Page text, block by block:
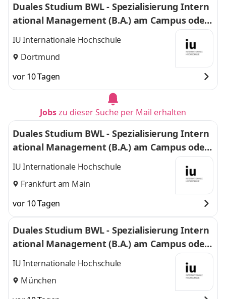
Duales Studium BWL - Spezialisierung Intern
ational Management (B.A.) am Campus oder
virtuell
IU Internationale Hochschule
Dortmund
vor 10 Tagen
Jobszu dieser Suche per Mail erhalten
Duales Studium BWL - Spezialisierung Intern
ational Management (B.A.) am Campus oder
virtuell
IU Internationale Hochschule
Frankfurt am Main
vor 10 Tagen
Duales Studium BWL - Spezialisierung Intern
ational Management (B.A.) am Campus oder
virtuell
IU Internationale Hochschule
München